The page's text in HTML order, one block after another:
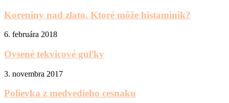
Koreniny nad zlato. Ktoré môže histaminik?
6. februára 2018
Ovsené tekvicové guľky
3. novembra 2017
Polievka z medvedieho cesnaku